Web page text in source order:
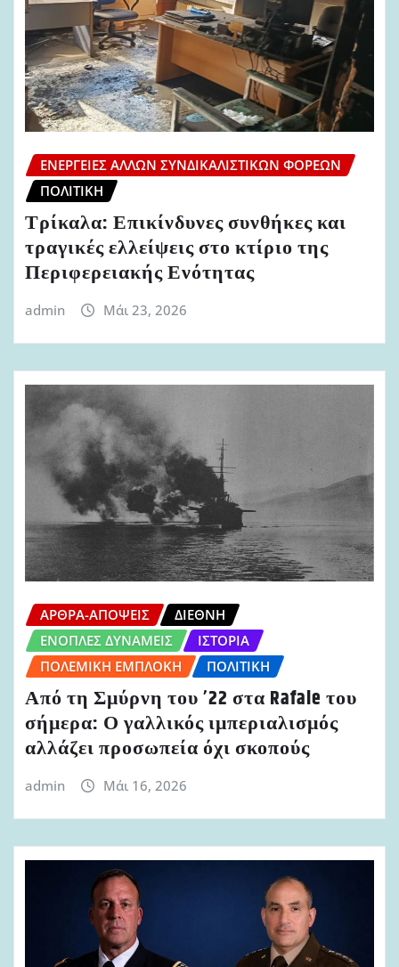
ΕΝΈΡΓΕΙΕΣ ΆΛΛΩΝ ΣΥΝΔΙΚΑΛΙΣΤΙΚΏΝ ΦΟΡΈΩΝ
ΠΟΛΙΤΙΚΉ
Τρίκαλα: Επικίνδυνες συνθήκες και
τραγικές ελλείψεις στο κτίριο της
Περιφερειακής Ενότητας
admin Μάι 23, 2026
ΆΡΘΡΑ-ΑΠΌΨΕΙΣ
ΔΙΕΘΝΉ
ΈΝΟΠΛΕΣ ΔΥΝΆΜΕΙΣ
ΙΣΤΟΡΊΑ
ΠΟΛΕΜΙΚΉ ΕΜΠΛΟΚΉ
ΠΟΛΙΤΙΚΉ
Από τη Σμύρνη του ’22 στα Rafale του
σήμερα: Ο γαλλικός ιμπεριαλισμός
αλλάζει προσωπεία όχι σκοπούς
admin Μάι 16, 2026